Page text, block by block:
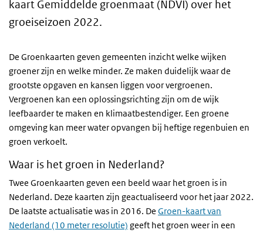
kaart Gemiddelde groenmaat (NDVI) over het
groeiseizoen 2022.
De Groenkaarten geven gemeenten inzicht welke wijken
groener zijn en welke minder. Ze maken duidelijk waar de
grootste opgaven en kansen liggen voor vergroenen.
Vergroenen kan een oplossingsrichting zijn om de wijk
leefbaarder te maken en klimaatbestendiger. Een groene
omgeving kan meer water opvangen bij heftige regenbuien en
groen verkoelt.
Waar is het groen in Nederland?
Twee Groenkaarten geven een beeld waar het groen is in
Nederland. Deze kaarten zijn geactualiseerd voor het jaar 2022.
De laatste actualisatie was in 2016. De Groen-kaart van
Nederland (10 meter resolutie) geeft het groen weer in een